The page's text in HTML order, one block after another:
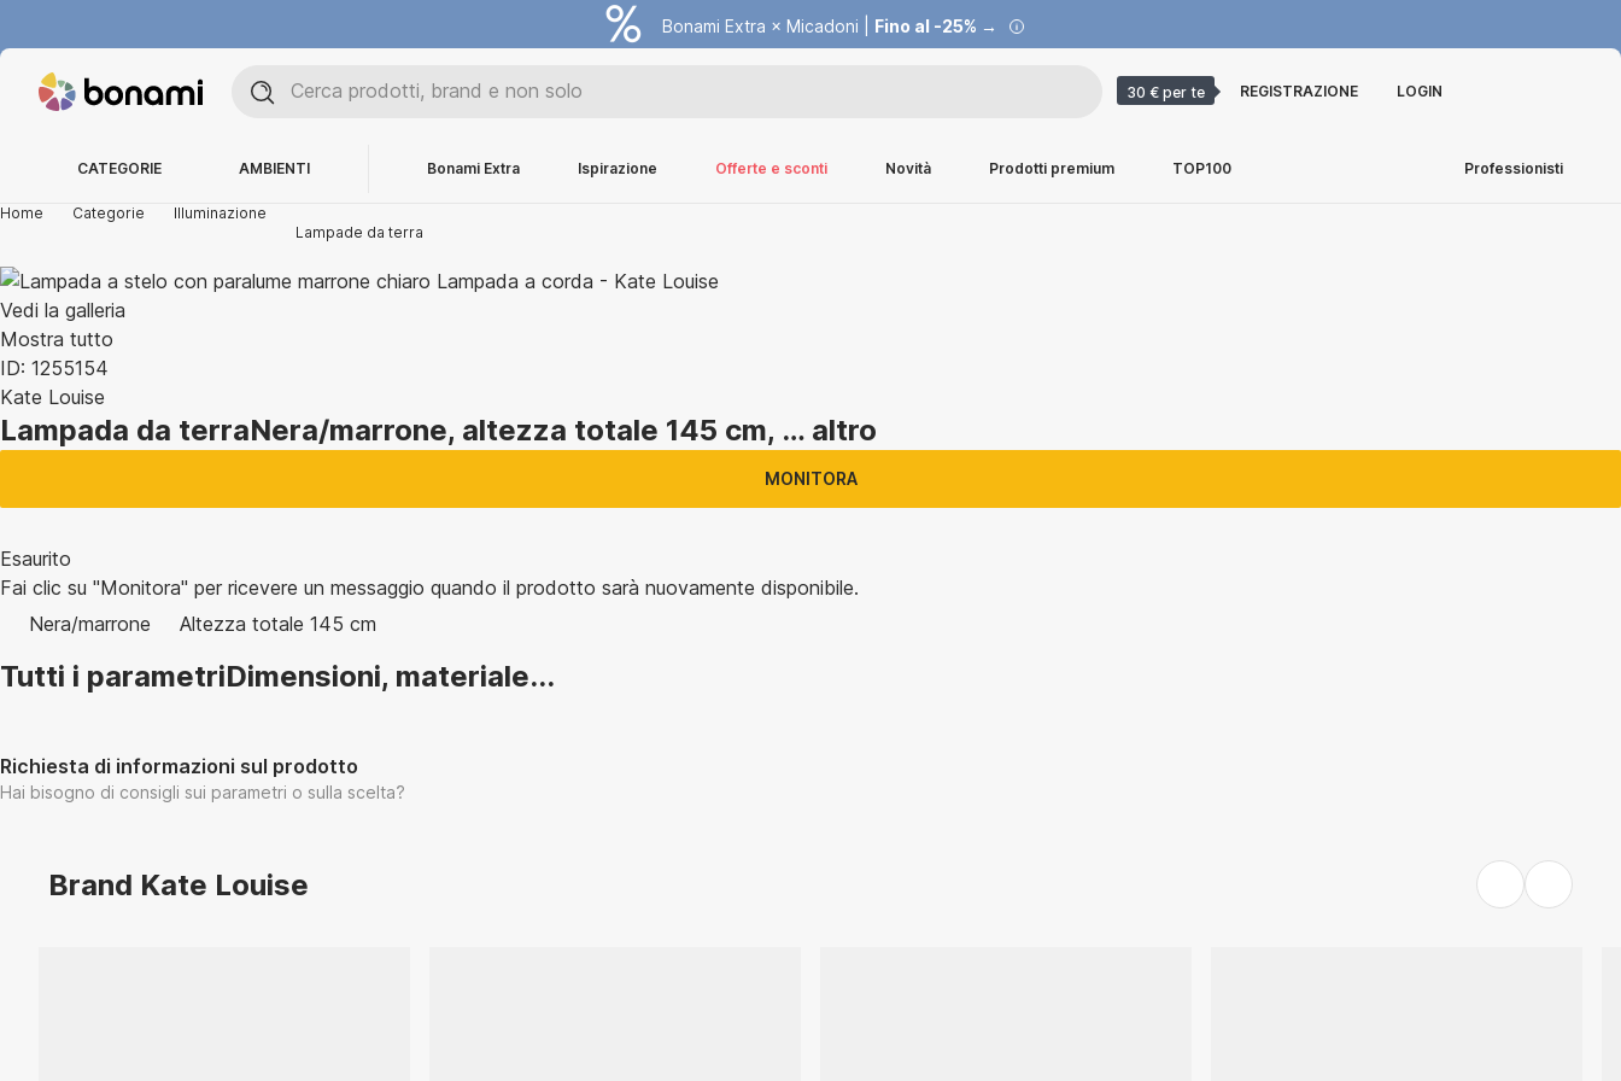
Bonami Extra × Micadoni | Fino al -25% →
30 € per te REGISTRAZIONE LOGIN
CATEGORIE AMBIENTI Bonami Extra Ispirazione Offerte e sconti Novità Prodotti premium TOP100 Professionisti
Home Categorie
Illuminazione
Lampade da terra
Vedi la galleria
Mostra tutto
ID: 1255154
Kate Louise
Lampada da terraNera/marrone, altezza totale 145 cm, … altro
MONITORA
Esaurito
Fai clic su "Monitora" per ricevere un messaggio quando il prodotto sarà nuovamente disponibile.
Nera/marrone
Altezza totale 145 cm
Tutti i parametriDimensioni, materiale...
Richiesta di informazioni sul prodotto
Hai bisogno di consigli sui parametri o sulla scelta?
Brand Kate Louise